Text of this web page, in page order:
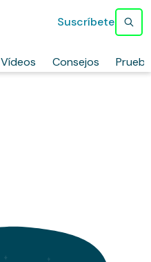
Vídeos Consejos
Suscríbete